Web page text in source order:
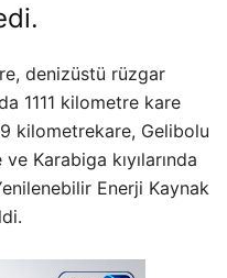
denizüstü rüzgar
1111 kilometre kare
kilometrekare, Gelibolu
Karabiga kıyılarında
Enerji Kaynak